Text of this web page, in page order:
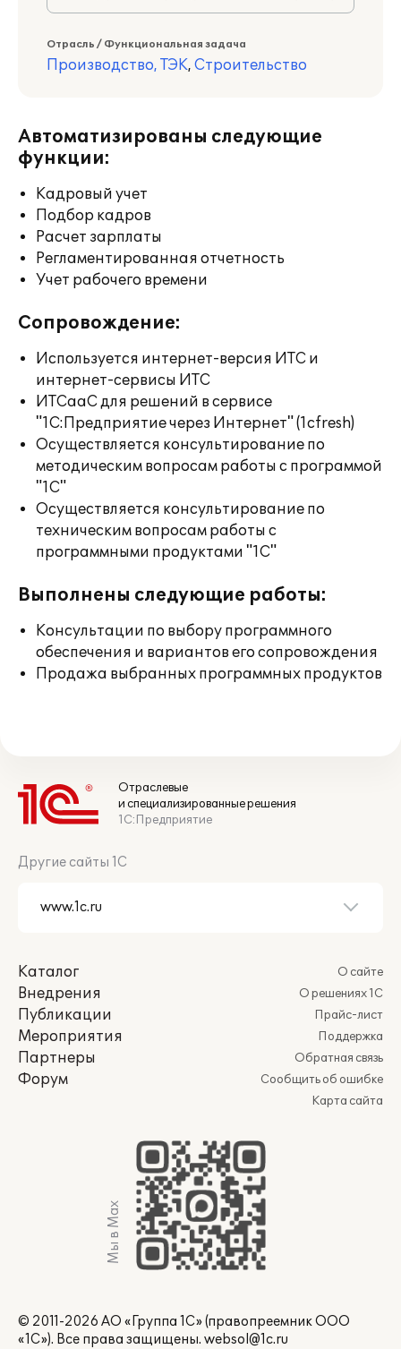
Отрасль / Функциональная задача
Производство, ТЭК, Строительство
Автоматизированы следующие
функции:
Кадровый учет
Подбор кадров
Расчет зарплаты
Регламентированная отчетность
Учет рабочего времени
Сопровождение:
Используется интернет-версия ИТС и
интернет-сервисы ИТС
ИТСааС для решений в сервисе
"1С:Предприятие через Интернет" (1cfresh)
Осуществляется консультирование по
методическим вопросам работы с программой
"1С"
Осуществляется консультирование по
техническим вопросам работы с
программными продуктами "1С"
Выполнены следующие работы:
Консультации по выбору программного
обеспечения и вариантов его сопровождения
Продажа выбранных программных продуктов
Отраслевые
и специализированные решения
1С:Предприятие
Другие сайты 1С
Каталог
Внедрения
Публикации
Мероприятия
Партнеры
Форум
О сайте
О решениях 1С
Прайс-лист
Поддержка
Обратная связь
Сообщить об ошибке
Карта сайта
Мы в Max
© 2011-2026 АО «Группа 1С» (правопреемник ООО
«1С»). Все права защищены. websol@1c.ru